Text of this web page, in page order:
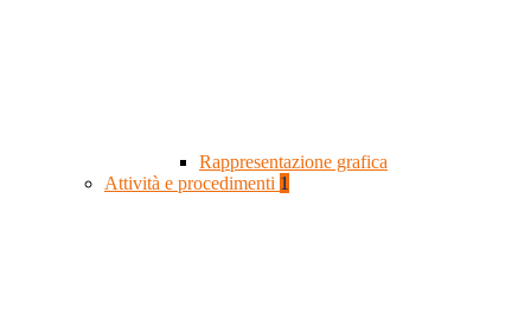
Rappresentazione grafica
Attività e procedimenti 1